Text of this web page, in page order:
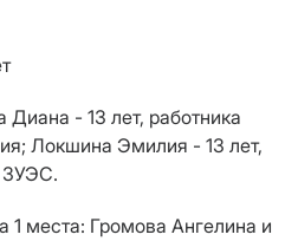
- 13 лет, работника
Локшина Эмилия - 13 лет,
ЗУЭС.
1 места: Громова Ангелина и